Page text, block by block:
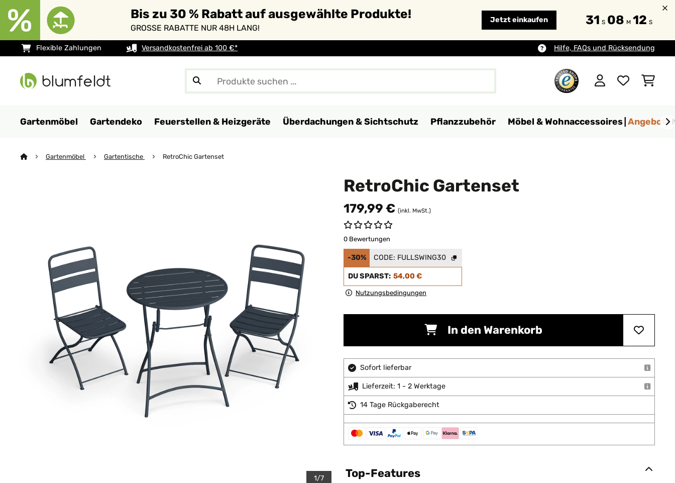
Bis zu 30 % Rabatt auf ausgewählte Produkte!
GROSSE RABATTE NUR 48H LANG!
Jetzt einkaufen 31 S 08 M 11 S
Flexible Zahlungen Versandkostenfrei ab 100 €* Hilfe, FAQs und Rücksendung
Gartenmöbel Gartendeko Feuerstellen & Heizgeräte Überdachungen & Sichtschutz Pflanzzubehör Möbel & Wohnaccessoires Angebote
Gartenmöbel Gartentische RetroChic Gartenset
1/7
RetroChic Gartenset
179,99 € (inkl. MwSt.)
0 Bewertungen
-30% CODE: FULLSWING30
DU SPARST: 54,00 €
Nutzungsbedingungen
In den Warenkorb
Sofort lieferbar
Lieferzeit: 1 - 2 Werktage
14 Tage Rückgaberecht
Top-Features